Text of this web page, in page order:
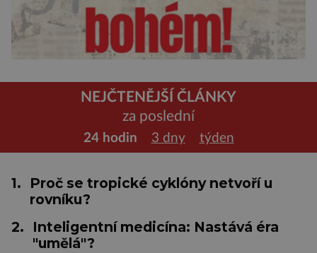
NEJČTENĚJŠÍ ČLÁNKY
za poslední
24 hodin 3 dny týden
1.
Proč se tropické cyklóny netvoří u
rovníku?
2.
Inteligentní medicína: Nastává éra
"umělá"?